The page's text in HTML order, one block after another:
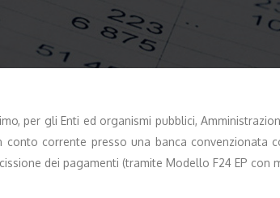
per gli Enti ed organismi pubblici,
conto corrente presso una banca convenzionata
dei pagamenti (tramite Modello F24 EP